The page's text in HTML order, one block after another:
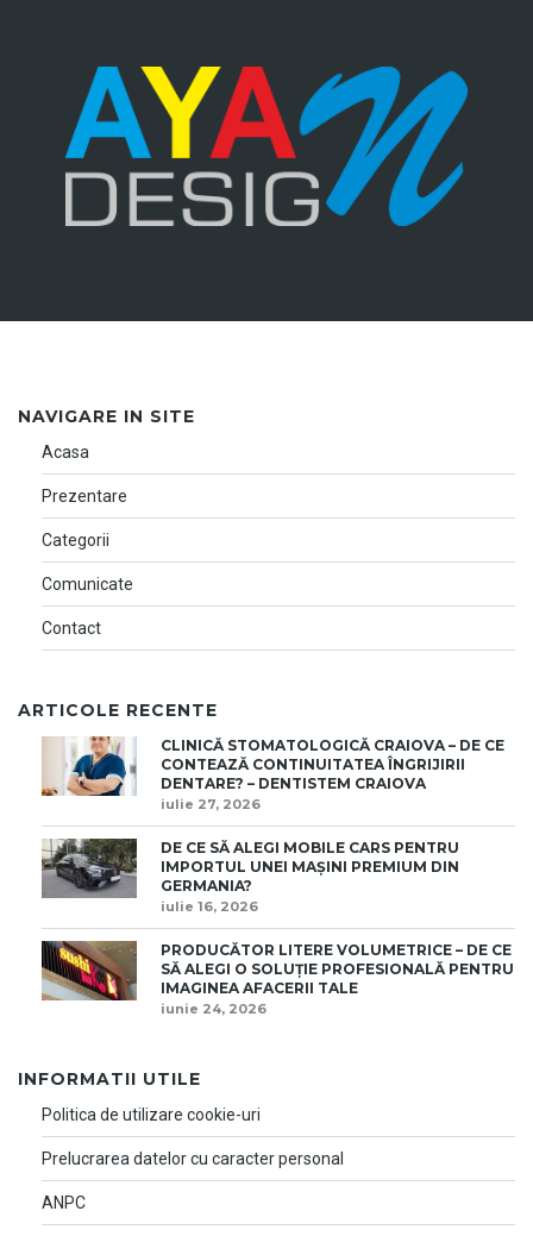
NAVIGARE IN SITE
Acasa
Prezentare
Categorii
Comunicate
Contact
ARTICOLE RECENTE
CLINICĂ STOMATOLOGICĂ CRAIOVA – DE CE
CONTEAZĂ CONTINUITATEA ÎNGRIJIRII
DENTARE? – DENTISTEM CRAIOVA
iulie 27, 2026
DE CE SĂ ALEGI MOBILE CARS PENTRU
IMPORTUL UNEI MAȘINI PREMIUM DIN
GERMANIA?
iulie 16, 2026
PRODUCĂTOR LITERE VOLUMETRICE – DE CE
SĂ ALEGI O SOLUȚIE PROFESIONALĂ PENTRU
IMAGINEA AFACERII TALE
iunie 24, 2026
INFORMATII UTILE
Politica de utilizare cookie-uri
Prelucrarea datelor cu caracter personal
ANPC